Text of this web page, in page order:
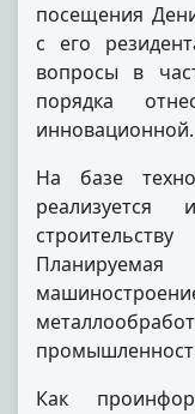
посещения
с его
вопросы в
порядка
инновационной.
На базе
реализуется
Как